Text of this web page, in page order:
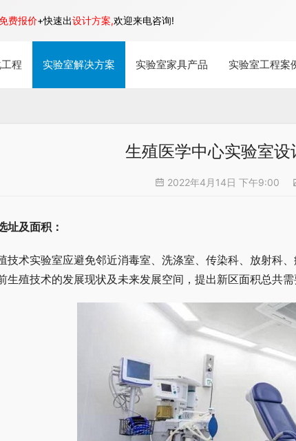
程 实验室解决方案 实验室家具产品 实验室工程案
生殖医学中心实验室设
2022年4月14日 下午9:00
址及面积：
技术实验室应避免邻近消毒室、洗涤室、传染科、放射科
生殖技术的发展现状及未来发展空间，提出新区面积总共需
费报价+快速出设计方案,欢迎来电咨询!